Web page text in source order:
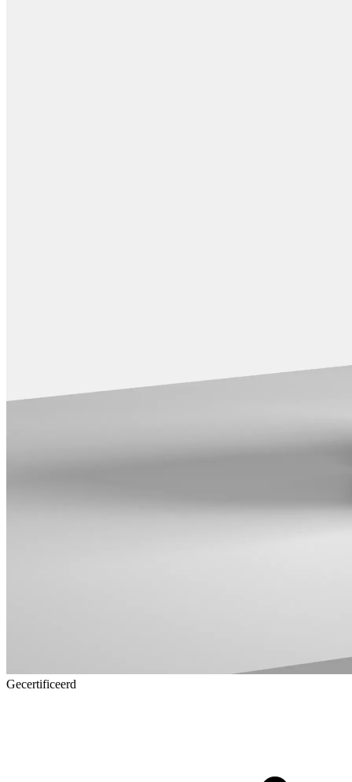
Gecertificeerd